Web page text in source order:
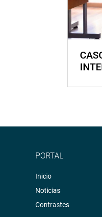
PORTAL
Inicio
Noticias
Contrastes